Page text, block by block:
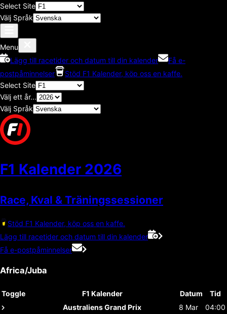
Select Site
Välj Språk
Menu
Lägg till racetider och datum till din kalender
Få e-
postpåminnelser
Stöd F1 Kalender, köp oss en kaffe.
Select Site
Välj ett år...
Välj Språk
F1 Kalender 2026
Race, Kval & Träningssessioner
Stöd F1 Kalender, köp oss en kaffe.
Lägg till racetider och datum till din kalender
Få e-postpåminnelser
Africa/Juba
Toggle F1 Kalender Datum
Tid
Australiens Grand Prix
8 Mar
04:00